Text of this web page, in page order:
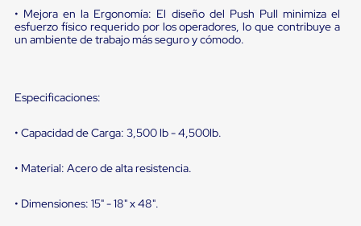
Controles
de
Muelle/Andén
carga
eléctrico
Diablito
Plataformas
carga
Jaulas
• Mejora en la Ergonomía: El diseño del Push Pull minimiza el
esfuerzo físico requerido por los operadores, lo que contribuye a
un ambiente de trabajo más seguro y cómodo.
Especificaciones:
• Capacidad de Carga: 3,500 lb - 4,500lb.
• Material: Acero de alta resistencia.
• Dimensiones: 15" - 18" x 48".